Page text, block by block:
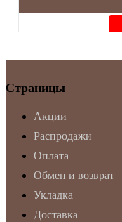
Страницы
Акции
Распродажи
Оплата
Обмен и возврат
Укладка
Доставка